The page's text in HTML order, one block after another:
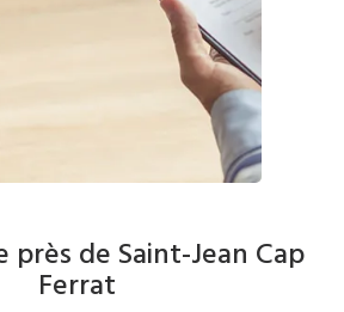
près de Saint-Jean Cap
Ferrat